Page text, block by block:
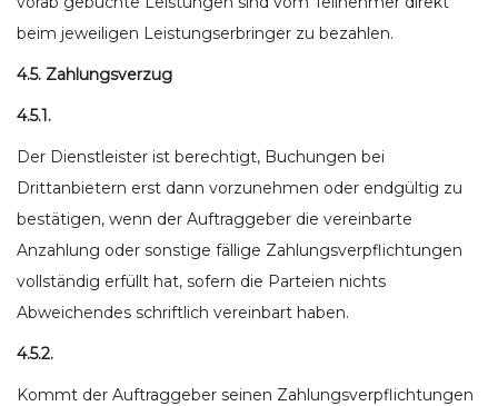
beim jeweiligen Leistungserbringer zu bezahlen.
4.5. Zahlungsverzug
4.5.1.
Der Dienstleister ist berechtigt, Buchungen bei
Drittanbietern erst dann vorzunehmen oder endgültig zu
bestätigen, wenn der Auftraggeber die vereinbarte
Anzahlung oder sonstige fällige Zahlungsverpflichtungen
vollständig erfüllt hat, sofern die Parteien nichts
Abweichendes schriftlich vereinbart haben.
4.5.2.
Kommt der Auftraggeber seinen Zahlungsverpflichtungen